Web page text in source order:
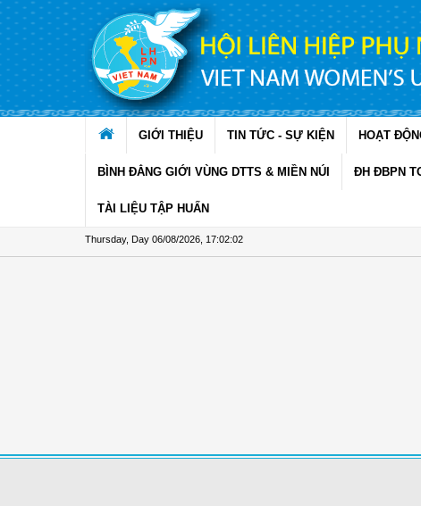
Skip to Content
GIỚI THIỆU TIN TỨC - SỰ KIỆN HOẠT
BÌNH ĐẲNG GIỚI VÙNG DTTS & MIỀN NÚI ĐH ĐBPN
TÀI LIỆU TẬP HUẤN
Thursday, Day 06/08/2026 17:02:03